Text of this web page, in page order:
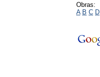
Obras:
A B C D